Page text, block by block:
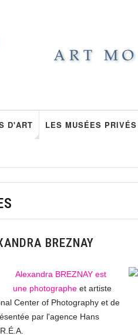
D'ART LES MUSÉES PRIVÉS
BREZNAY
Alexandra BREZNAY est
une photographe et artiste
Center of Photography et de
par l'agence Hans